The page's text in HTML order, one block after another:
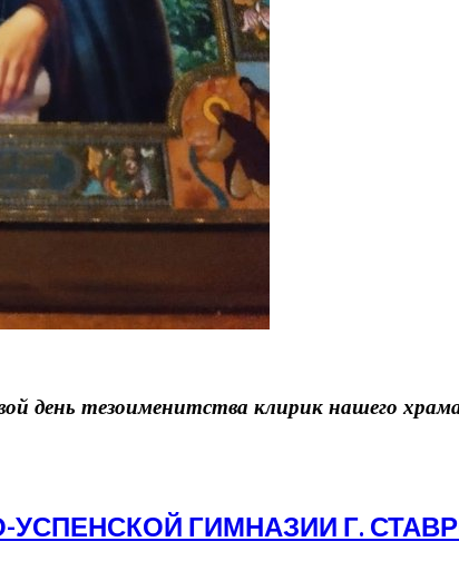
день тезоименитства клирик нашего
УСПЕНСКОЙ ГИМНАЗИИ Г.